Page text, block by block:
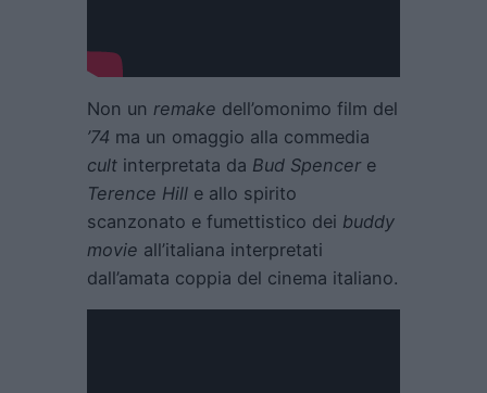
Non un remake dell’omonimo film del
’74 ma un omaggio alla commedia
cult interpretata da Bud Spencer e
Terence Hill e allo spirito
scanzonato e fumettistico dei buddy
movie all’italiana interpretati
dall’amata coppia del cinema italiano.